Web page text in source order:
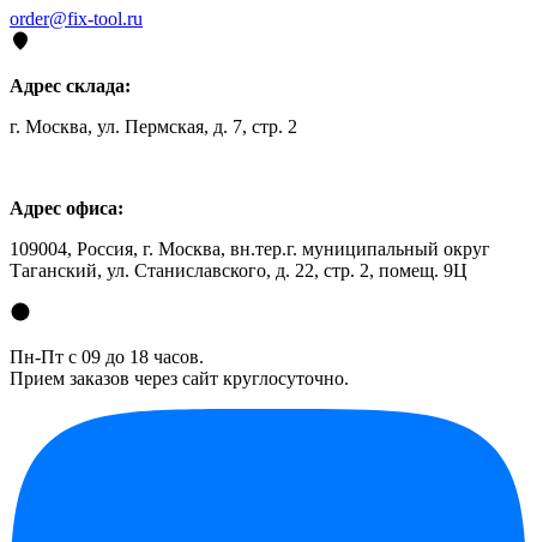
order@fix-tool.ru
Адрес склада:
г. Москва, ул. Пермская, д. 7, стр. 2
Адрес офиса:
109004, Россия, г. Москва, вн.тер.г. муниципальный округ
Таганский, ул. Станиславского, д. 22, стр. 2, помещ. 9Ц
Пн-Пт с 09 до 18 часов.
Прием заказов через сайт круглосуточно.